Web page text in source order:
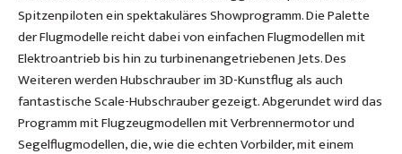
Spitzenpiloten ein spektakuläres Showprogramm. Die Palette
der Flugmodelle reicht dabei von einfachen Flugmodellen mit
Elektroantrieb bis hin zu turbinenangetriebenen Jets. Des
Weiteren werden Hubschrauber im 3D-Kunstflug als auch
fantastische Scale-Hubschrauber gezeigt. Abgerundet wird das
Programm mit Flugzeugmodellen mit Verbrennermotor und
Segelflugmodellen, die, wie die echten Vorbilder, mit einem